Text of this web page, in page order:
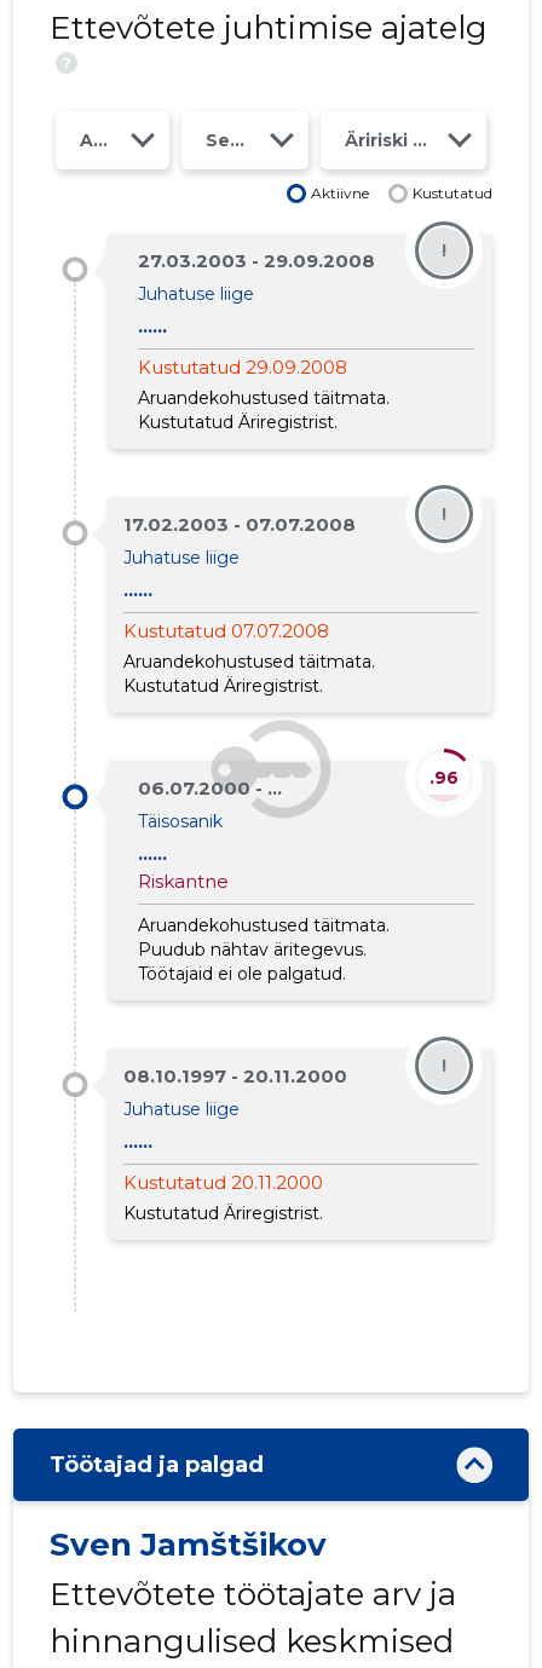
OTIUM
Ettevõtete juhtimise ajatelg
?
Aasta Seosed Äririski klass
Aktiivne Kustutatud
27.03.2003 - 29.09.2008
Juhatuse liige
......
Kustutatud 29.09.2008
Aruandekohustused täitmata.
Kustutatud Äriregistrist.
!
17.02.2003 - 07.07.2008
Juhatuse liige
......
Kustutatud 07.07.2008
Aruandekohustused täitmata.
Kustutatud Äriregistrist.
!
06.07.2000 - ...
Täisosanik
......
Riskantne
Aruandekohustused täitmata.
Puudub nähtav äritegevus.
Töötajaid ei ole palgatud.
.96
08.10.1997 - 20.11.2000
Juhatuse liige
......
Kustutatud 20.11.2000
Kustutatud Äriregistrist.
!
Töötajad ja palgad
Sven Jamštšikov
Ettevõtete töötajate arv ja
hinnangulised keskmised